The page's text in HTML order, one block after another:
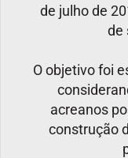
de julho de
de
O objetivo foi
acreanos
construção